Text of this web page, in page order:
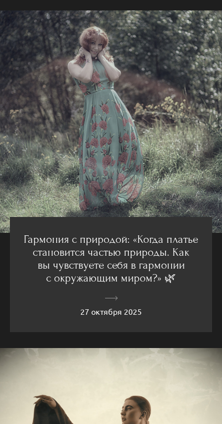
Гармония с природой: «Когда платье
становится частью природы. Как
вы чувствуете себя в гармонии
с окружающим миром?» 🌿
27 октября 2025